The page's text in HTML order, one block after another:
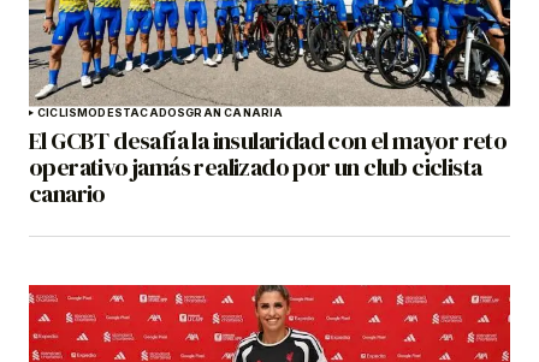
CICLISMODESTACADOSGRAN CANARIA
El GCBT desafía la insularidad con el mayor reto
operativo jamás realizado por un club ciclista
canario